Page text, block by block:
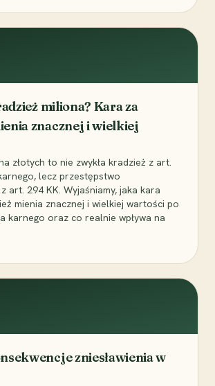
miliona? Kara za
znacznej i wielkiej
złotych to nie zwykła kradzież z art.
lecz przestępstwo
art. 294 KK. Wyjaśniamy, jaka kara
mienia znacznej i wielkiej wartości po
karnego oraz co realnie wpływa na
zniesławienia w